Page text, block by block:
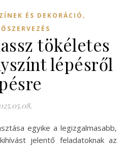
ÉS DEKORÁCIÓ ,
tökéletes
lépésről
jelentő feladatoknak az